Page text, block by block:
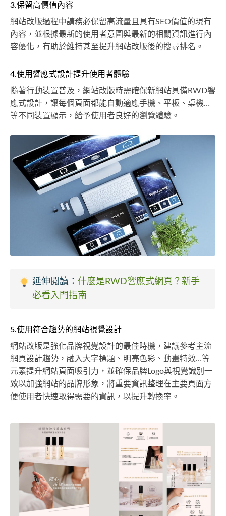
3.保留高價值內容
網站改版過程中請務必保留高流量且具有SEO價值的現有
內容，並根據最新的使用者意圖與最新的相關資訊進行內
容優化，有助於維持甚至提升網站改版後的搜尋排名。
4.使用響應式設計提升使用者體驗
隨著行動裝置普及，網站改版時需確保新網站具備RWD響
應式設計，讓每個頁面都能自動適應手機、平板、桌機…
等不同裝置顯示，給予使用者良好的瀏覽體驗。
延伸閱讀： 什麼是RWD響應式網頁？新手
必看入門指南
5.使用符合趨勢的網站視覺設計
網站改版是強化品牌視覺設計的最佳時機，建議參考主流
網頁設計趨勢，融入大字標題、明亮色彩、動畫特效…等
元素提升網站頁面吸引力，並確保品牌Logo與視覺識別一
致以加強網站的品牌形象，將重要資訊整理在主要頁面方
便使用者快速取得需要的資訊，以提升轉換率。